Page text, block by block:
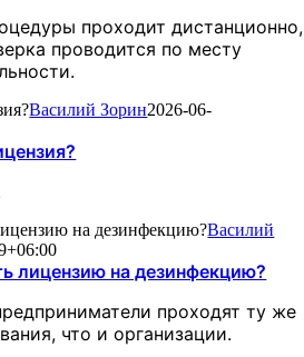
проходит дистанционно,
проводится по месту
Василий Зорин2026-06-
на дезинфекцию?Василий
лицензию на дезинфекцию?
проходят ту же
что и организации.